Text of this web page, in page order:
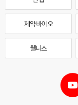
제약·바이오
웰니스